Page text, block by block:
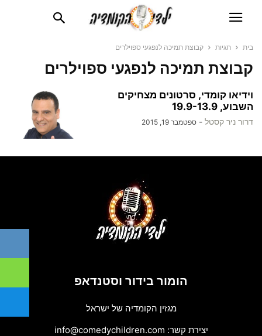
בית תגיות קבוצת תמיכה לנפגעי ספוילרים
קבוצת תמיכה לנפגעי ספוילרים
וידיאו קומדי, סרטונים מצחיקים
השבוע, 19.9-13.9
דרור ניר קסטל - ספטמבר 19, 2015
הומור בידור וסטנדאפ
מגזין הקומדיה של ישראל
יצירת קשר: info@comedychildren.com